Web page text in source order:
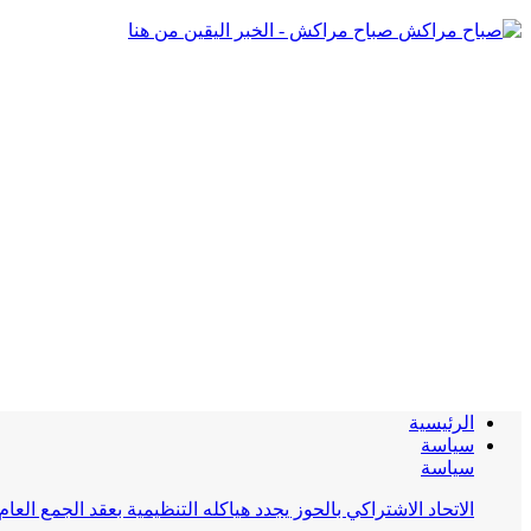
صباح مراكش - الخبر اليقين من هنا
الرئيسية
سياسة
سياسة
الاتحاد الاشتراكي بالحوز يجدد هياكله التنظيمية بعقد الجمع